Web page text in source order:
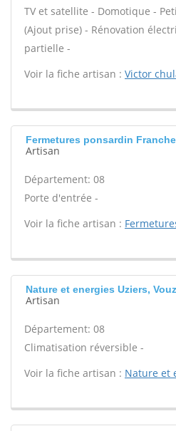
TV et satellite - Domotique -
(Ajout prise) - Rénovation
partielle -
Voir la fiche artisan : Victor
Fermetures ponsardin
Artisan
Département: 08
Porte d'entrée -
Voir la fiche artisan :
Nature et energies Uziers,
Artisan
Département: 08
Climatisation réversible -
Voir la fiche artisan : Nature et